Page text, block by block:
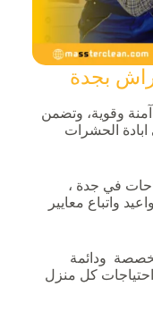
بجدة
وقوية، وتضمن
الحشرات
في جدة ،
واتباع معايير
ودائمة
احتياجات كل منزل